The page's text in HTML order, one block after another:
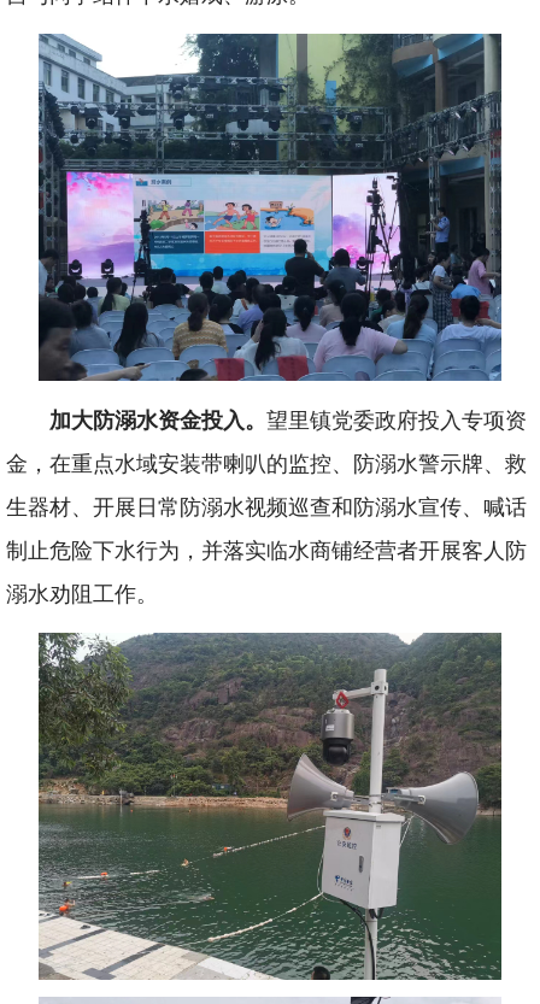
加大防溺水资金投入。 望里镇党委政府投入专项资
金，在重点水域安装带喇叭的监控、防溺水警示牌、救
生器材、开展日常防溺水视频巡查和防溺水宣传、喊话
制止危险下水行为，并落实临水商铺经营者开展客人防
溺水劝阻工作。